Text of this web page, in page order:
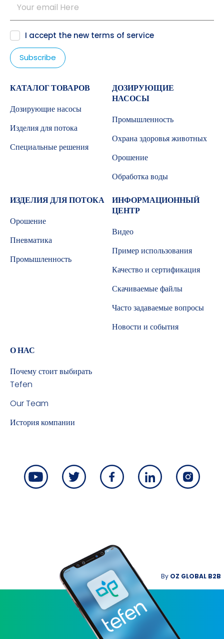
I accept the new terms of service
КАТАЛОГ ТОВАРОВ
Дозирующие насосы
Изделия для потока
Специальные решения
ДОЗИРУЮЩИЕ
НАСОСЫ
Промышленность
Охрана здоровья животных
Орошение
Обработка воды
ИЗДЕЛИЯ ДЛЯ ПОТОКА
Орошение
Пневматика
Промышленность
ИНФОРМАЦИОННЫЙ
ЦЕНТР
Видео
Пример использования
Качество и сертификация
Скачиваемые файлы
Часто задаваемые вопросы
Новости и события
О НАС
Почему стоит выбирать
Tefen
Our Team
История компании
By OZ GLOBAL B2B